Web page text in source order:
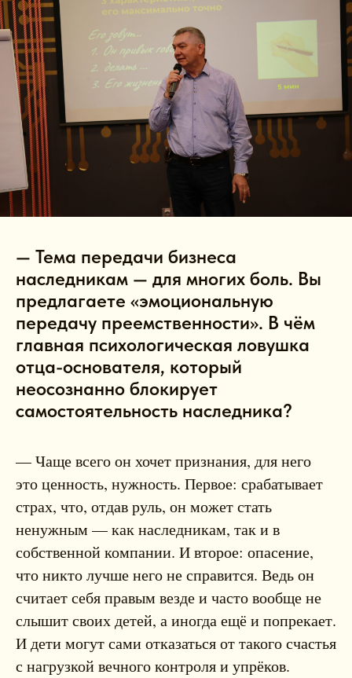
— Тема передачи бизнеса
наследникам — для многих боль. Вы
предлагаете «эмоциональную
передачу преемственности». В чём
главная психологическая ловушка
отца-основателя, который
неосознанно блокирует
самостоятельность наследника?
— Чаще всего он хочет признания, для него
это ценность, нужность. Первое: срабатывает
страх, что, отдав руль, он может стать
ненужным — как наследникам, так и в
собственной компании. И второе: опасение,
что никто лучше него не справится. Ведь он
считает себя правым везде и часто вообще не
слышит своих детей, а иногда ещё и попрекает.
И дети могут сами отказаться от такого счастья
с нагрузкой вечного контроля и упрёков.